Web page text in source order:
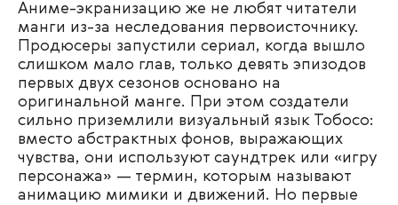
Аниме-экранизацию же не любят читатели
манги из-за неследования первоисточнику.
Продюсеры запустили сериал, когда вышло
слишком мало глав, только девять эпизодов
первых двух сезонов основано на
оригинальной манге. При этом создатели
сильно приземлили визуальный язык Тобосо:
вместо абстрактных фонов, выражающих
чувства, они используют саундтрек или «игру
персонажа» — термин, которым называют
анимацию мимики и движений. Но первые